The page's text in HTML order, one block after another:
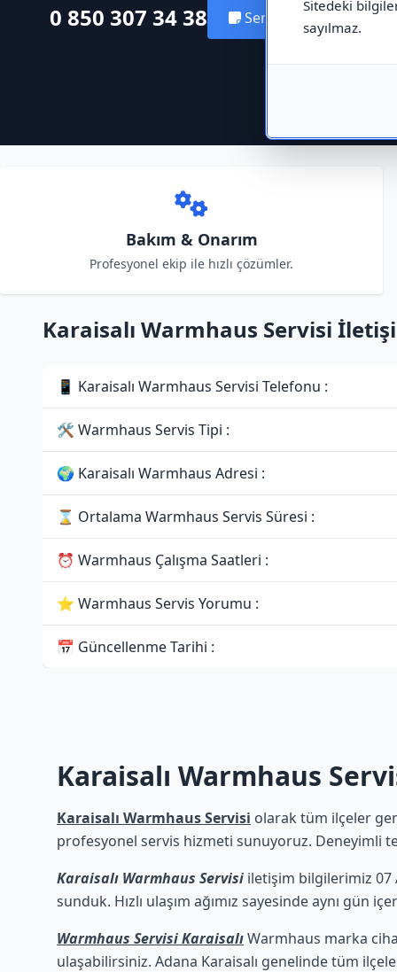
Sitedeki
sayılmaz.
0 850 307 34 38 Servis Kaydı Oluştur
Bakım & Onarım
Profesyonel ekip ile hızlı çözümler.
Karaisalı Warmhaus Servisi
📱 Karaisalı Warmhaus Servisi Telefonu :
🛠 Warmhaus Servis Tipi :
🌍 Karaisalı Warmhaus Adresi :
⌛ Ortalama Warmhaus Servis Süresi :
⏰ Warmhaus Çalışma Saatleri :
⭐ Warmhaus Servis Yorumu :
📅 Güncellenme Tarihi :
Karaisalı Warmhaus
Karaisalı Warmhaus Servisi olarak tüm ilçeler
profesyonel servis hizmeti sunuyoruz. Deneyimli
Karaisalı Warmhaus Servisi iletişim bilgilerimiz 07
sunduk. Hızlı ulaşım ağımız sayesinde aynı gün
Warmhaus Servisi KaraisalıWarmhaus marka
ulaşabilirsiniz. Adana Karaisalı genelinde tüm